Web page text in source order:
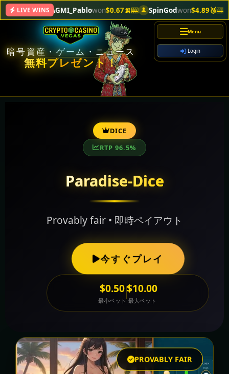
LIVE WINSWAGMI_Pablowon$0.67🍌🎰 SpinGodwon$4.89🥉🎰
暗号資産・ゲーム・ニュース
無料プレゼント！
Menu
Login
DICE
RTP 96.5%
Paradise-Dice
Provably fair • 即時ペイアウト
今すぐプレイ
$0.50
最小ベット
$10.00
最大ベット
PROVABLY FAIR